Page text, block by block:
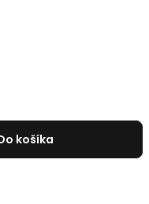
košíka